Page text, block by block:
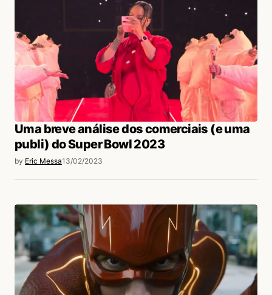
Uma breve análise dos comerciais (e uma
publi) do Super Bowl 2023
by Eric Messa13/02/2023